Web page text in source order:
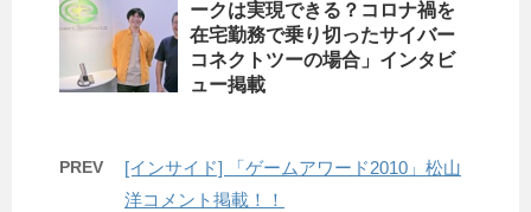
ークは実現できる？コロナ禍を
在宅勤務で乗り切ったサイバー
コネクトツーの場合」インタビ
ュー掲載
PREV
[インサイド] 「ゲームアワード2010」松山
洋コメント掲載！！